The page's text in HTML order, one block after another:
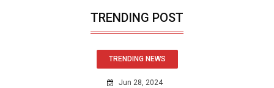
TRENDING POST
TRENDING NEWS
Jun 28, 2024